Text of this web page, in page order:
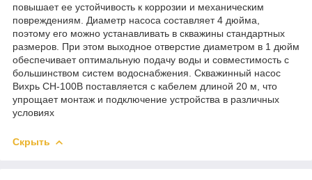
повышает ее устойчивость к коррозии и механическим
повреждениям. Диаметр насоса составляет 4 дюйма,
поэтому его можно устанавливать в скважины стандартных
размеров. При этом выходное отверстие диаметром в 1 дюйм
обеспечивает оптимальную подачу воды и совместимость с
большинством систем водоснабжения. Скважинный насос
Вихрь СН-100В поставляется с кабелем длиной 20 м, что
упрощает монтаж и подключение устройства в различных
условиях
Скрыть